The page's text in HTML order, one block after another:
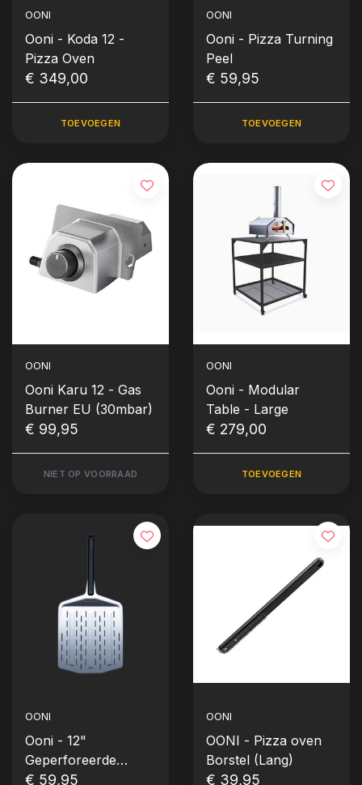
OONI
Ooni - Koda 12 -
Pizza Oven
€ 349,00
TOEVOEGEN
OONI
Ooni - Pizza Turning
Peel
€ 59,95
TOEVOEGEN
OONI
Ooni Karu 12 - Gas
Burner EU (30mbar)
€ 99,95
NIET OP VOORRAAD
OONI
Ooni - Modular
Table - Large
€ 279,00
TOEVOEGEN
OONI
Ooni - 12"
Geperforeerde
Pizzaschep
€ 59,95
OONI
OONI - Pizza oven
Borstel (Lang)
€ 39,95